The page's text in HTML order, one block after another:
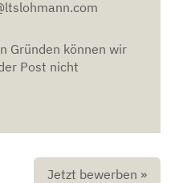
Gründen können wir
Post nicht
Jetzt bewerben »